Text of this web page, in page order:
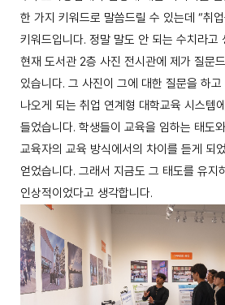
한 가지 키워드로 말씀드릴 수 있는데 “취
키워드입니다. 정말 말도 안 되는 수치라고
현재 도서관 2층 사진 전시관에 제가 질문
있습니다. 그 사진이 그에 대한 질문을 하
나오게 되는 취업 연계형 대학교육 시스템
들었습니다. 학생들이 교육을 임하는 태도
교육자의 교육 방식에서의 차이를 듣게 되
얻었습니다. 그래서 지금도 그 태도를 유지
인상적이었다고 생각합니다.